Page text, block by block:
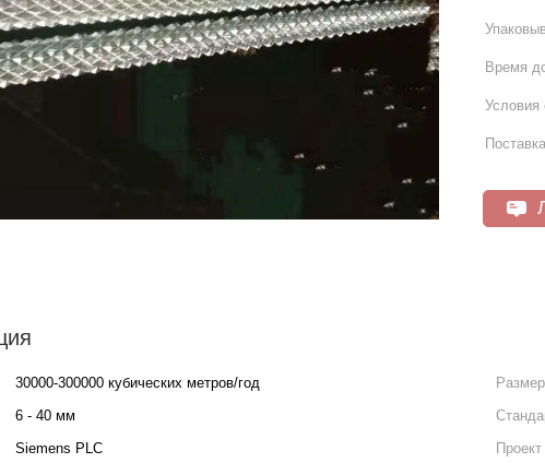
Время
Условия
30000-300000 кубических метров/год
6 - 40 мм
Siemens PLC